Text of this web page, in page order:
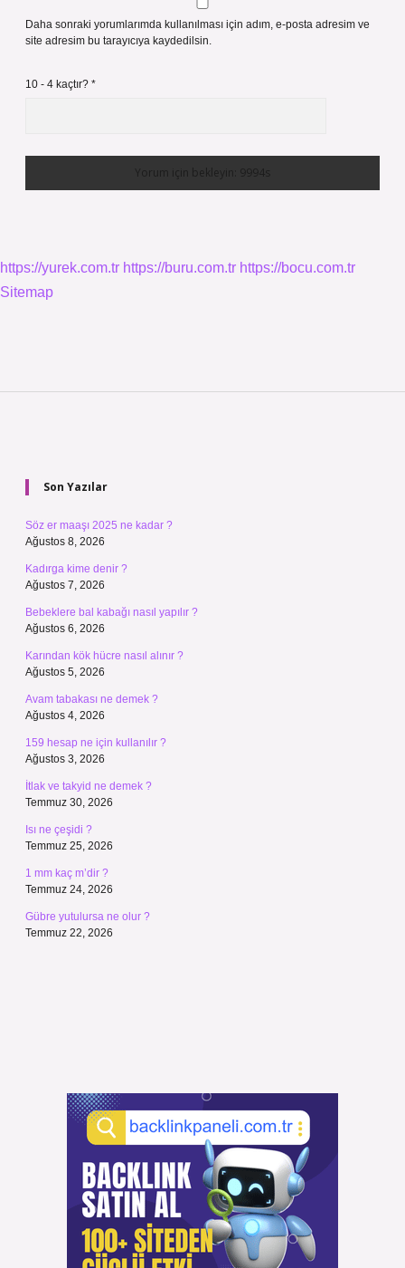
Daha sonraki yorumlarımda kullanılması için adım, e-posta adresim ve
site adresim bu tarayıcıya kaydedilsin.
10 - 4 kaçtır? *
https://yurek.com.tr https://buru.com.tr https://bocu.com.tr
Sitemap
Son Yazılar
Söz er maaşı 2025 ne kadar ?
Ağustos 8, 2026
Kadırga kime denir ?
Ağustos 7, 2026
Bebeklere bal kabağı nasıl yapılır ?
Ağustos 6, 2026
Karından kök hücre nasıl alınır ?
Ağustos 5, 2026
Avam tabakası ne demek ?
Ağustos 4, 2026
159 hesap ne için kullanılır ?
Ağustos 3, 2026
İtlak ve takyid ne demek ?
Temmuz 30, 2026
Isı ne çeşidi ?
Temmuz 25, 2026
1 mm kaç m’dir ?
Temmuz 24, 2026
Gübre yutulursa ne olur ?
Temmuz 22, 2026